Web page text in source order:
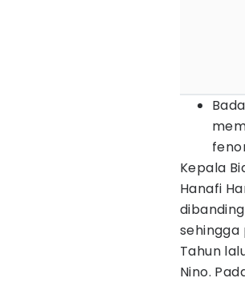
Kepala
Hanafi
sehingga
Tahun
Nino.